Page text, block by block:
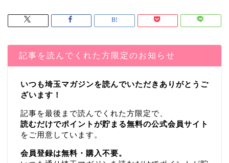
記事を読んでくれた方限定のお知らせ
いつも埼玉マガジンを読んでいただきありがとうご
ざいます！
記事を最後まで読んでくれた方限定で、
読むだけでポイントが貯まる無料の公式会員サイト
をご用意しています。
会員登録は無料・購入不要。